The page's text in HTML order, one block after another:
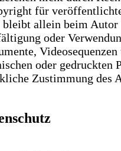
für
bleibt allein beim Autor
oder
oder gedruckten
Zustimmung des